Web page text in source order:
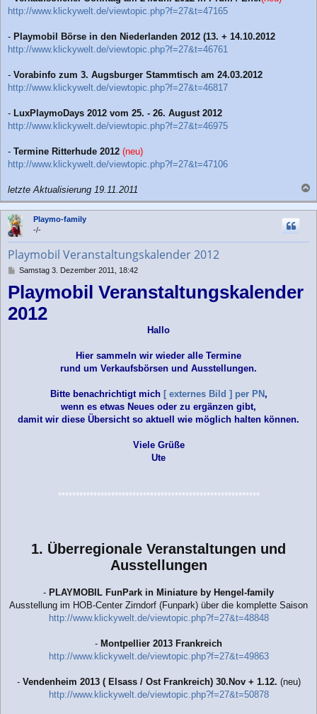
http://www.klickywelt.de/viewtopic.php?f=27&t=47165
- Playmobil Börse in den Niederlanden 2012 (13. + 14.10.2012
http://www.klickywelt.de/viewtopic.php?f=27&t=46761
- Vorabinfo zum 3. Augsburger Stammtisch am 24.03.2012
http://www.klickywelt.de/viewtopic.php?f=27&t=46817
- LuxPlaymoDays 2012 vom 25. - 26. August 2012
http://www.klickywelt.de/viewtopic.php?f=27&t=46975
- Termine Ritterhude 2012 (neu)
http://www.klickywelt.de/viewtopic.php?f=27&t=47106
letzte Aktualisierung 19.11.2011
a
c
Playmo-family
-/-
Playmobil Veranstaltungskalender 2012
B
i
r
a
Samstag 3. Dezember 2011, 18:42
Playmobil Veranstaltungskalender
2012
Hallo
Hier sammeln wir wieder alle Termine
rund um Verkaufsbörsen und Ausstellungen.
Bitte benachrichtigt mich [ externes Bild ] per PN ,
wenn es etwas Neues oder zu ergänzen gibt,
damit wir diese Übersicht so aktuell wie möglich halten können.
Viele Grüße
Ute
*********************************************************
1. Überregionale Veranstaltungen und
Ausstellungen
- PLAYMOBIL FunPark in Miniature by Hengel-family
Ausstellung im HOB-Center Zirndorf (Funpark) über die komplette Saison
http://www.klickywelt.de/viewtopic.php?f=27&t=48848
- Montpellier 2013 Frankreich
http://www.klickywelt.de/viewtopic.php?f=27&t=49863
- Vendenheim 2013 ( Elsass / Ost Frankreich) 30.Nov + 1.12. (neu)
http://www.klickywelt.de/viewtopic.php?f=27&t=50878